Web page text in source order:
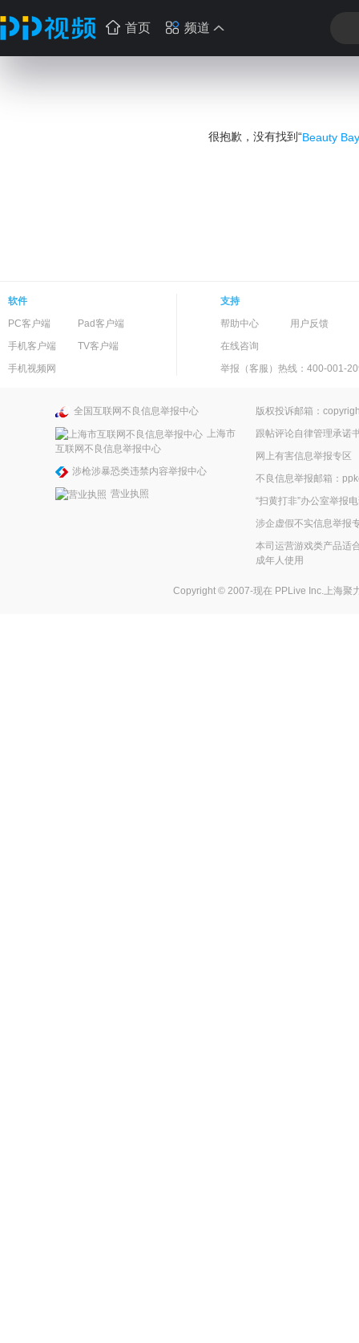
首页 频道
很抱歉，没有找到“Beauty
软件
PC客户端
Pad客户端
手机客户端
TV客户端
手机视频网
支持
帮助中心
用户反馈
在线咨询
举报（客服）热线：400-001-
全国互联网不良信息举报中心
上海市
互联网不良信息举报中心
涉枪涉暴恐类违禁内容举报中心
营业执照
版权投诉邮箱：
跟帖评论自律管理承诺
网上有害信息举报专区
不良信息举报邮箱：
“扫黄打非”办公室举报
涉企虚假不实信息举报
本司运营游戏类产品适
成年人使用
Copyright © 2007-现在 PPLive Inc.上海聚